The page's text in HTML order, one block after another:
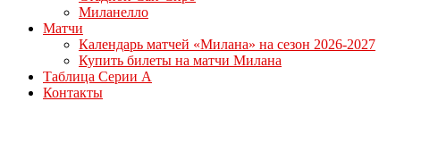
Миланелло
Матчи
Календарь матчей «Милана» на сезон 2026-2027
Купить билеты на матчи Милана
Таблица Серии А
Контакты